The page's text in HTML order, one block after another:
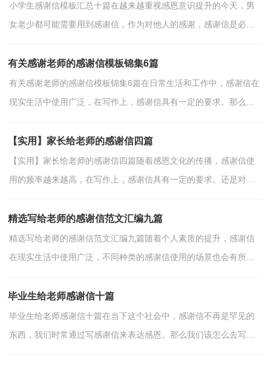
小学生感谢信模板汇总十篇在越来越重视感恩意识提升的今天，男
女老少都可能需要用到感谢信，作为对他人的感谢，感谢信是必不
有关感谢老师的感谢信模板锦集6篇
有关感谢老师的感谢信模板锦集6篇在日常生活和工作中，感谢信在
现实生活中使用广泛，在写作上，感谢信具有一定的要求。那么，
【实用】家长给老师的感谢信四篇
【实用】家长给老师的感谢信四篇随着感恩文化的传播，感谢信使
用的频率越来越高，在写作上，感谢信具有一定的要求。还是对感
精选写给老师的感谢信范文汇编九篇
精选写给老师的感谢信范文汇编九篇随着个人素质的提升，感谢信
在现实生活中使用广泛，不同种类的感谢信使用的场景也会有所不
毕业生给老师感谢信十篇
毕业生给老师感谢信十篇在当下这个社会中，感谢信不再是罕见的
东西，我们时常通过写感谢信来表达感恩。那么我们该怎么去写感